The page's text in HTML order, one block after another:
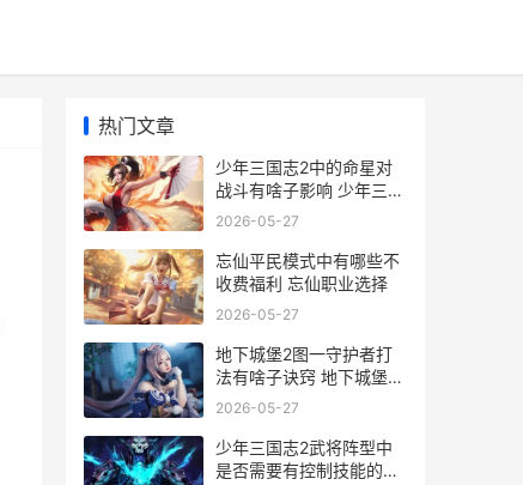
热门文章
少年三国志2中的命星对
战斗有啥子影响 少年三国
志2中红颜怎么上阵
2026-05-27
忘仙平民模式中有哪些不
收费福利 忘仙职业选择
2026-05-27
地下城堡2图一守护者打
法有啥子诀窍 地下城堡2
图一破败神殿
2026-05-27
少年三国志2武将阵型中
是否需要有控制技能的武